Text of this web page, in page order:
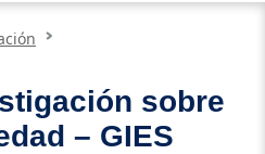
sobre
– GIES